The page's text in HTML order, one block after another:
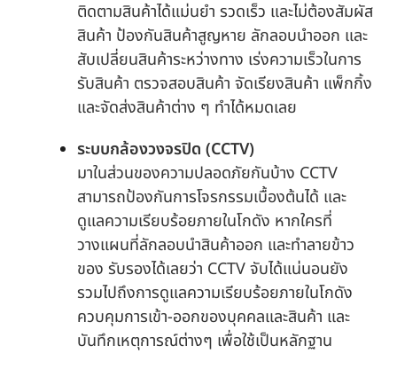
ติดตามสินค้าได้แม่นยำ รวดเร็ว และไม่ต้องสัมผัส
สินค้า ป้องกันสินค้าสูญหาย ลักลอบนำออก และ
สับเปลี่ยนสินค้าระหว่างทาง เร่งความเร็วในการ
รับสินค้า ตรวจสอบสินค้า จัดเรียงสินค้า แพ็กกิ้ง
และจัดส่งสินค้าต่าง ๆ ทำได้หมดเลย
ระบบกล้องวงจรปิด (CCTV)
มาในส่วนของความปลอดภัยกันบ้าง CCTV
สามารถป้องกันการโจรกรรมเบื้องต้นได้ และ
ดูแลความเรียบร้อยภายในโกดัง หากใครที่
วางแผนที่ลักลอบนำสินค้าออก และทำลายข้าว
ของ รับรองได้เลยว่า CCTV จับได้แน่นอนยัง
รวมไปถึงการดูแลความเรียบร้อยภายในโกดัง
ควบคุมการเข้า-ออกของบุคคลและสินค้า และ
บันทึกเหตุการณ์ต่างๆ เพื่อใช้เป็นหลักฐาน